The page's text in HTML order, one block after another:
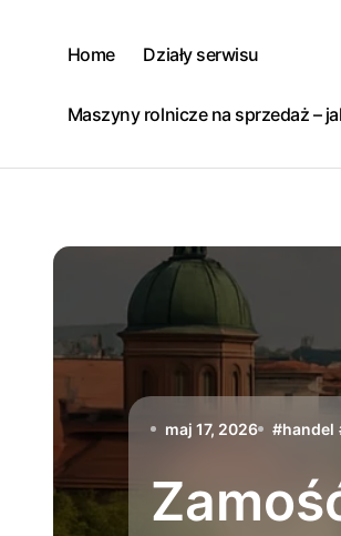
Home Działy serwisu
Maszyny rolnicze na sprzedaż –
maj 17, 2026 #handel